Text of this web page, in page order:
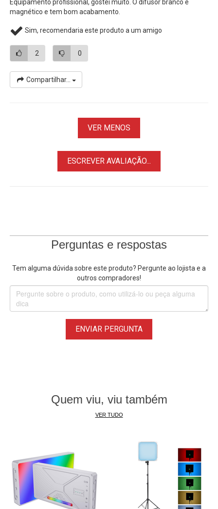
• Especialmente adequado para fotografia, filmagens,
vídeo e outros fins.
* Tripé Stand de Iluminação não acompanha, vendido
separadamente.
Equipamento profissional, gostei muito. O difusor branco é
magnético e tem bom acabamento.
Sim, recomendaria este produto a um amigo
2 0
Compartilhar...
VER MENOS
ESCREVER AVALIAÇÃO...
Perguntas e respostas
Tem alguma dúvida sobre este produto? Pergunte ao lojista e a
outros compradores!
ENVIAR PERGUNTA
Quem viu, viu também
VER TUDO